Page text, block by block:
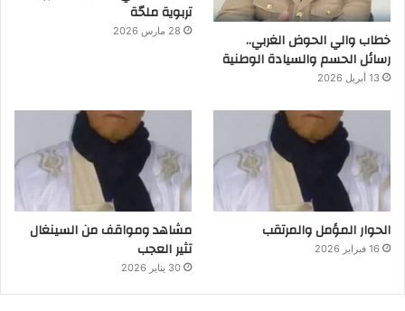
خطاب والي الحوض الغربي..
رسائل الحسم والسيادة الوطنية
13 أبريل 2026
تربوية ملحّة
28 مارس 2026
الحوار المؤمل والمرتقب
16 فبراير 2026
مشاهد ومواقف من السينغال
تثير العجب
30 يناير 2026